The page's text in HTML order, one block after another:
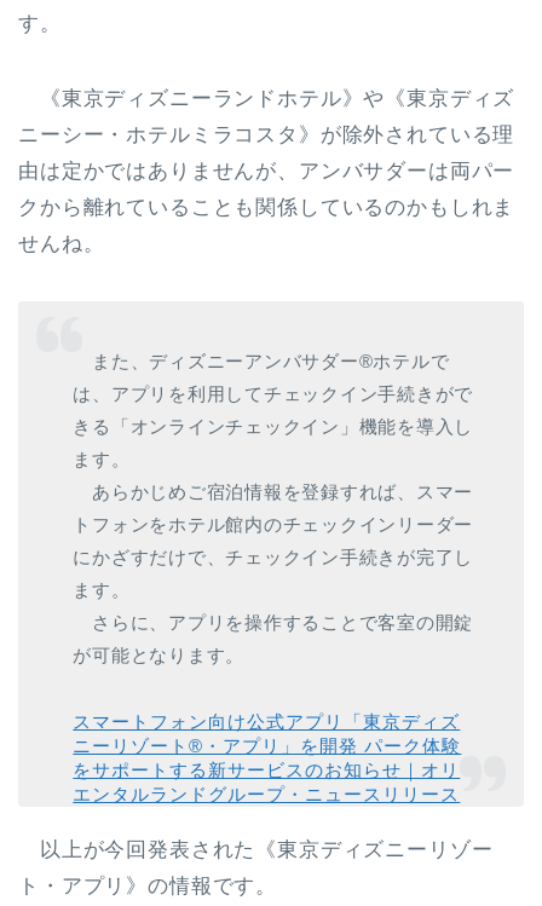
す。
《東京ディズニーランドホテル》や《東京ディズ
ニーシー・ホテルミラコスタ》が除外されている理
由は定かではありませんが、アンバサダーは両パー
クから離れていることも関係しているのかもしれま
せんね。
また、ディズニーアンバサダー®ホテルで
は、アプリを利用してチェックイン手続きがで
きる「オンラインチェックイン」機能を導入し
ます。
あらかじめご宿泊情報を登録すれば、スマー
トフォンをホテル館内のチェックインリーダー
にかざすだけで、チェックイン手続きが完了し
ます。
さらに、アプリを操作することで客室の開錠
が可能となります。
スマートフォン向け公式アプリ「東京ディズ
ニーリゾート®・アプリ」を開発 パーク体験
をサポートする新サービスのお知らせ｜オリ
エンタルランドグループ・ニュースリリース
以上が今回発表された《東京ディズニーリゾー
ト・アプリ》の情報です。